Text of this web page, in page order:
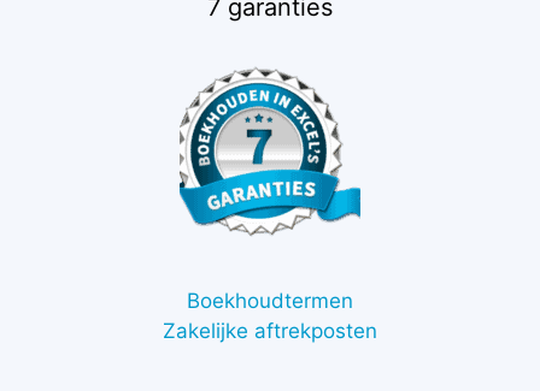
7 garanties
Boekhoudtermen
Zakelijke aftrekposten